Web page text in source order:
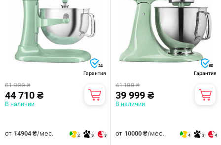
24
Гарантия
61 999 ₴
44 710 ₴
В наличии
от 14904 ₴/мес. 2 3 3
60
Гарантия
41 199 ₴
39 999 ₴
В наличии
от 10000 ₴/мес. 4 3 4